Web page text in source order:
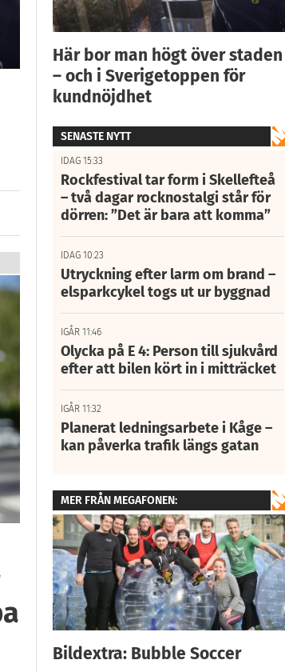
Här bor man högt över staden
– och i Sverigetoppen för
kundnöjdhet
SENASTE NYTT
IDAG 15:33
Rockfestival tar form i Skellefteå
– två dagar rocknostalgi står för
dörren: ”Det är bara att komma”
IDAG 10:23
Utryckning efter larm om brand –
elsparkcykel togs ut ur byggnad
IGÅR 11:46
Olycka på E 4: Person till sjukvård
efter att bilen kört in i mitträcket
IGÅR 11:32
Planerat ledningsarbete i Kåge –
kan påverka trafik längs gatan
MER FRÅN MEGAFONEN:
Bildextra: Bubble Soccer